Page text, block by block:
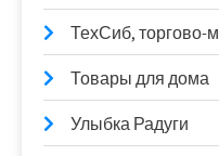
ТехСиб, торгово-
Товары для дома
Улыбка Радуги